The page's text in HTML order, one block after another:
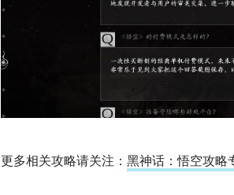
更多相关攻略请关注： 黑神话：悟空攻略